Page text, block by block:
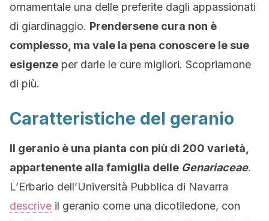
ornamentale una delle preferite dagli appassionati
di giardinaggio. Prendersene cura non è
complesso, ma vale la pena conoscere le sue
esigenze per darle le cure migliori. Scopriamone
di più.
Caratteristiche del geranio
Il geranio è una pianta con più di 200 varietà,
appartenente alla famiglia delle Genariaceae.
L’Erbario dell’Università Pubblica di Navarra
descrive il geranio come una dicotiledone, con